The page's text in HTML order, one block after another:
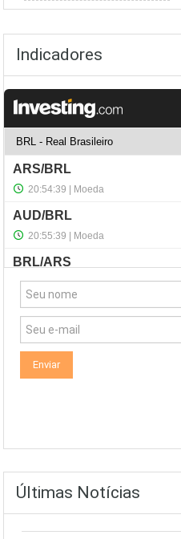
Indicadores
NewsLetter
Últimas Notícias